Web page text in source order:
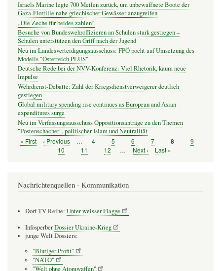
Israels Marine legte 700 Meilen zurück, um unbewaffnete Boote der
Gaza-Flottille nahe griechischer Gewässer anzugreifen
„Die Zeche für beides zahlen“
Besuche von Bundeswehroffizieren an Schulen stark gestiegen –
Schulen unterstützen den Griff nach der Jugend
Neu im Landesverteidigungsausschuss: FPÖ pocht auf Umsetzung des
Modells "Österreich PLUS"
Deutsche Rede bei der NVV-Konferenz: Viel Rhetorik, kaum neue
Impulse
Wehrdienst-Debatte: Zahl der Kriegsdienstverweigerer deutlich
gestiegen
Global military spending rise continues as European and Asian
expenditures surge
Neu im Verfassungsausschuss Oppositionsanträge zu den Themen
"Postenschacher", politischer Islam und Neutralität
Seitennummerierung
Erste
« First
Vorherige
‹ Previous … Seite
4 Seite
5 Seite
6 Seite
7 Seite
8 Seite
9
Seite
10 Seite
11 Seite
12 …
Nächste
Next ›
Letzte
Last »
Nachrichtenquellen - Kommunikation
Dorf TV Reihe: Unter weisser Flagge
InfosperberDossier Ukraine-Krieg
junge Welt Dossiers:
"Blutiger Profit"
"NATO"
"Welt ohne Atomwaffen"